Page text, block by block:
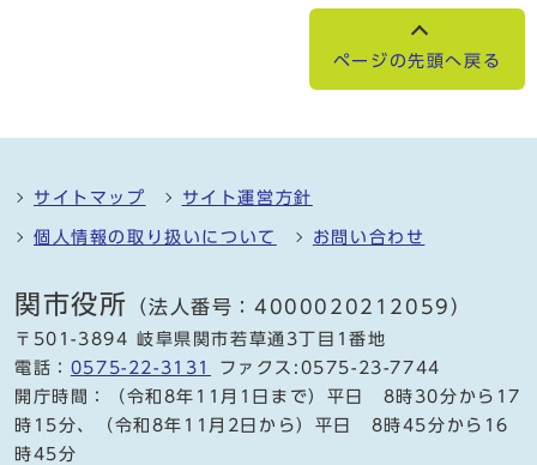
ページの先頭へ戻る
サイトマップ サイト運営方針
個人情報の取り扱いについて お問い合わせ
関市役所 （法人番号：4000020212059）
〒501-3894 岐阜県関市若草通3丁目1番地
電話： 0575-22-3131
ファクス:0575-23-7744
開庁時間：（令和8年11月1日まで）平日 8時30分から17
時15分、（令和8年11月2日から）平日 8時45分から16
時45分